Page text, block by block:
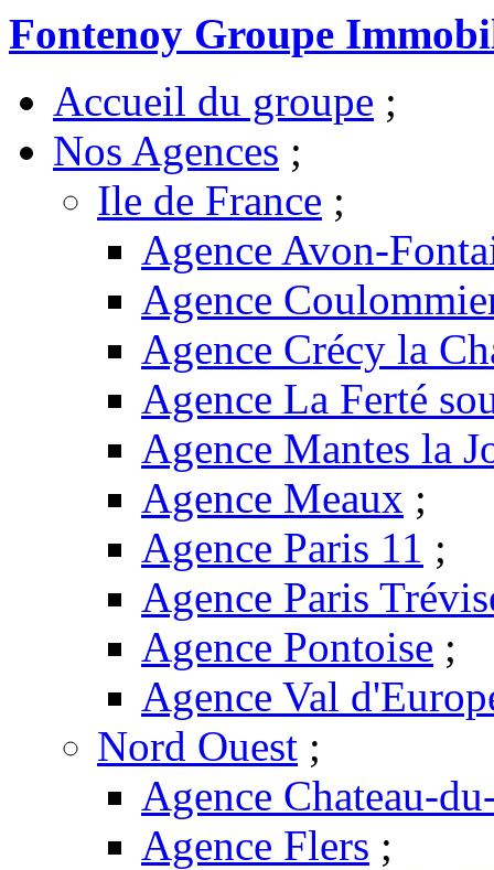
Fontenoy Groupe
Accueil du groupe ;
Nos Agences ;
Ile de France ;
Agence Avon-
Agence
Agence Crécy la
Agence La Ferté
Agence Mantes la
Agence Meaux ;
Agence Paris 11 ;
Agence Paris
Agence Pontoise ;
Agence Val
Nord Ouest ;
Agence Chateau-
Agence Flers ;